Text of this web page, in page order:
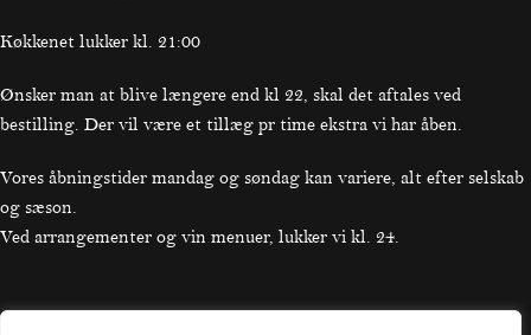
Køkkenet lukker kl. 21:00
Ønsker man at blive længere end kl 22, skal det aftales ved
bestilling. Der vil være et tillæg pr time ekstra vi har åben.
Vores åbningstider mandag og søndag kan variere, alt efter selskab
og sæson.
Ved arrangementer og vin menuer, lukker vi kl. 24.